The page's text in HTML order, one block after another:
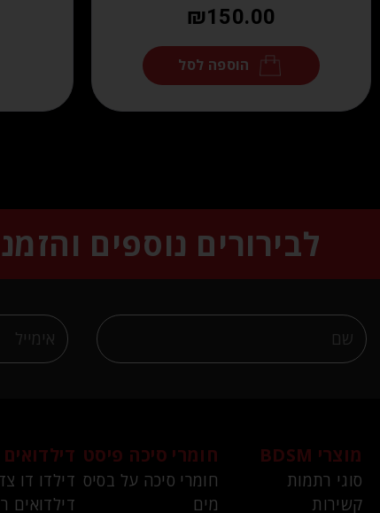
₪150.00
הוספה לסל
לבירורים נוספים
מוצרי BDSM
סוגי רתמות
קשירות
חומרי סיכה פיסט
חומרי סיכה על בסיס
מים
דילדואים
דילדו דו
דילדואים